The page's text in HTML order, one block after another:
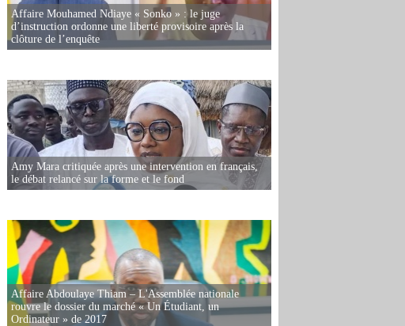
Affaire Mouhamed Ndiaye « Sonko » : le juge
d’instruction ordonne une liberté provisoire après la
clôture de l’enquête
Amy Mara critiquée après une intervention en français,
le débat relancé sur la forme et le fond
Affaire Abdoulaye Thiam – L'Assemblée nationale
rouvre le dossier du marché « Un Étudiant, un
Ordinateur » de 2017